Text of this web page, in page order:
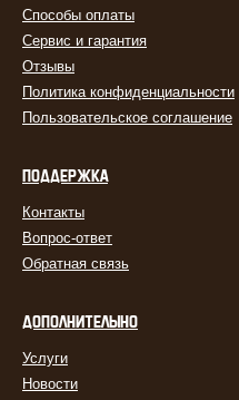
Способы оплаты
Сервис и гарантия
Отзывы
Политика конфиденциальности
Пользовательское соглашение
ПОДДЕРЖКА
Контакты
Вопрос-ответ
Обратная связь
ДОПОЛНИТЕЛЬНО
Услуги
Новости